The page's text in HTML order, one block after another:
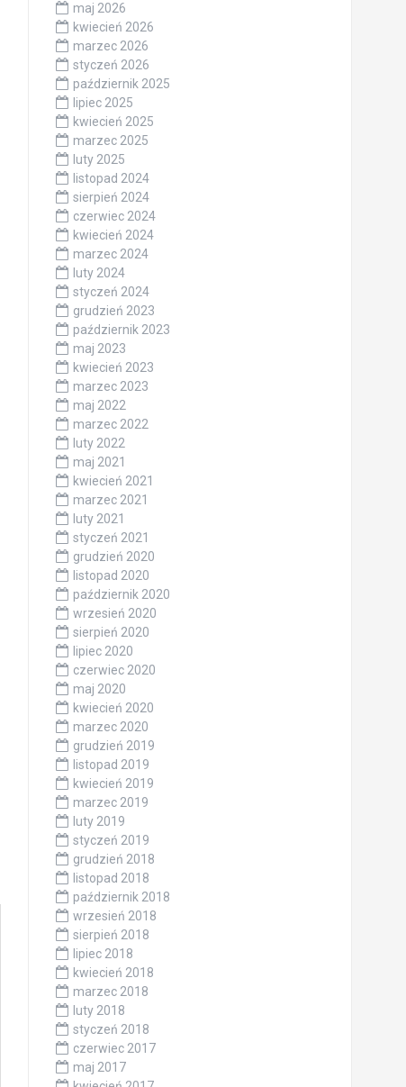
maj 2026
kwiecień 2026
marzec 2026
styczeń 2026
październik 2025
lipiec 2025
kwiecień 2025
marzec 2025
luty 2025
listopad 2024
sierpień 2024
czerwiec 2024
kwiecień 2024
marzec 2024
luty 2024
styczeń 2024
grudzień 2023
październik 2023
maj 2023
kwiecień 2023
marzec 2023
maj 2022
marzec 2022
luty 2022
maj 2021
kwiecień 2021
marzec 2021
luty 2021
styczeń 2021
grudzień 2020
listopad 2020
październik 2020
wrzesień 2020
sierpień 2020
lipiec 2020
czerwiec 2020
maj 2020
kwiecień 2020
marzec 2020
grudzień 2019
listopad 2019
kwiecień 2019
marzec 2019
luty 2019
styczeń 2019
grudzień 2018
listopad 2018
październik 2018
wrzesień 2018
sierpień 2018
lipiec 2018
kwiecień 2018
marzec 2018
luty 2018
styczeń 2018
czerwiec 2017
maj 2017